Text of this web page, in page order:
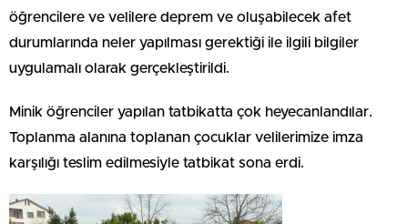
öğrencilere ve velilere deprem ve oluşabilecek afet
durumlarında neler yapılması gerektiği ile ilgili bilgiler
uygulamalı olarak gerçekleştirildi.
Minik öğrenciler yapılan tatbikatta çok heyecanlandılar.
Toplanma alanına toplanan çocuklar velilerimize imza
karşılığı teslim edilmesiyle tatbikat sona erdi.